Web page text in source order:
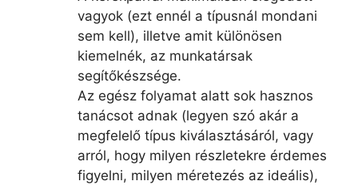
vagyok (ezt ennél a típusnál mondani
sem kell), illetve amit különösen
kiemelnék, az munkatársak
segítőkészsége.
Az egész folyamat alatt sok hasznos
tanácsot adnak (legyen szó akár a
megfelelő típus kiválasztásáról, vagy
arról, hogy milyen részletekre érdemes
figyelni, milyen méretezés az ideális),